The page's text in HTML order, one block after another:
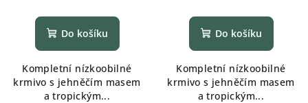
Do košíku
Kompletní nízkoobilné
krmivo s jehněčím masem
a tropickým...
Do košíku
Kompletní nízkoobilné
krmivo s jehněčím masem
a tropickým...